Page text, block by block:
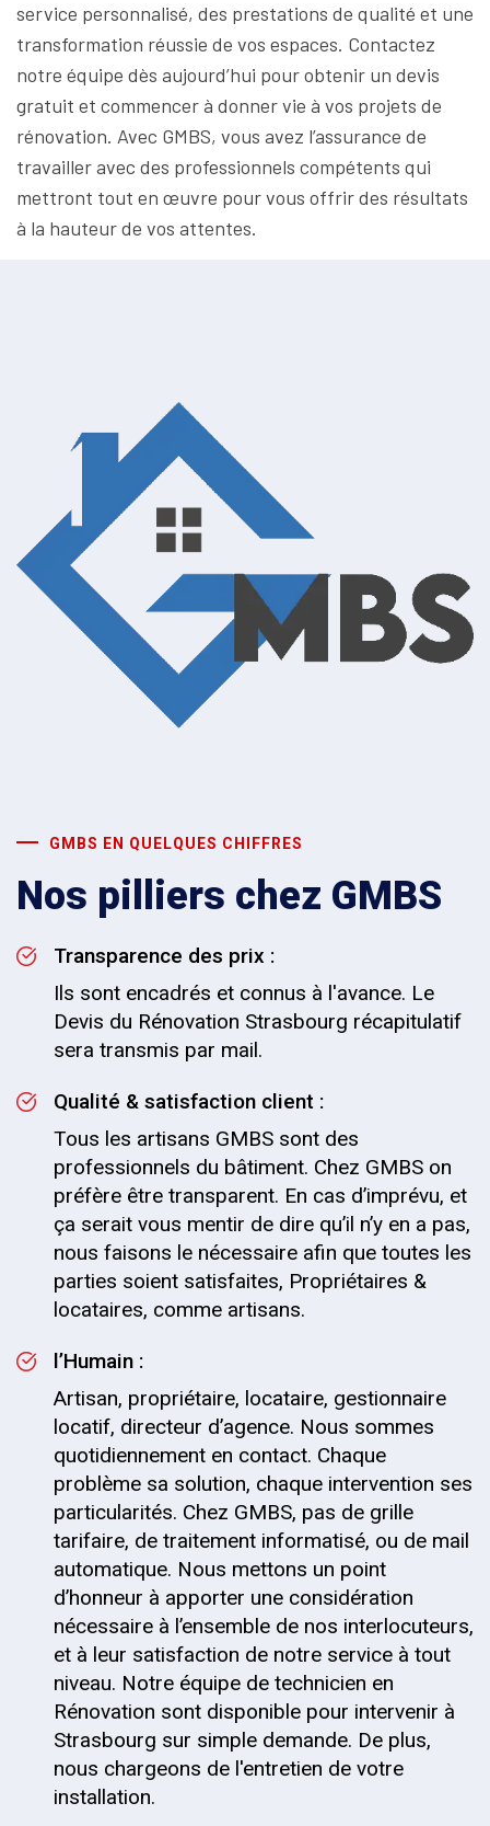
service personnalisé, des prestations de qualité et une
transformation réussie de vos espaces. Contactez
notre équipe dès aujourd’hui pour obtenir un devis
gratuit et commencer à donner vie à vos projets de
rénovation. Avec GMBS, vous avez l’assurance de
travailler avec des professionnels compétents qui
mettront tout en œuvre pour vous offrir des résultats
à la hauteur de vos attentes.
GMBS EN QUELQUES CHIFFRES
Nos pilliers chez GMBS
Transparence des prix :
Ils sont encadrés et connus à l'avance. Le
Devis du Rénovation Strasbourg récapitulatif
sera transmis par mail.
Qualité & satisfaction client :
Tous les artisans GMBS sont des
professionnels du bâtiment. Chez GMBS on
préfère être transparent. En cas d’imprévu, et
ça serait vous mentir de dire qu’il n’y en a pas,
nous faisons le nécessaire afin que toutes les
parties soient satisfaites, Propriétaires &
locataires, comme artisans.
l’Humain :
Artisan, propriétaire, locataire, gestionnaire
locatif, directeur d’agence. Nous sommes
quotidiennement en contact. Chaque
problème sa solution, chaque intervention ses
particularités. Chez GMBS, pas de grille
tarifaire, de traitement informatisé, ou de mail
automatique. Nous mettons un point
d’honneur à apporter une considération
nécessaire à l’ensemble de nos interlocuteurs,
et à leur satisfaction de notre service à tout
niveau. Notre équipe de technicien en
Rénovation sont disponible pour intervenir à
Strasbourg sur simple demande. De plus,
nous chargeons de l'entretien de votre
installation.